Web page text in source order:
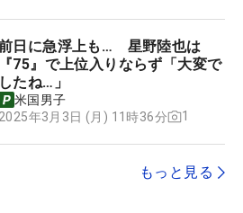
日に急浮上も… 星野陸也は
『75』で上位入りならず「大変で
したね…」
米国男子
2025年3月3日 (月) 11時36分
1
もっと見る